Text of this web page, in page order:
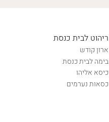
ריהוט לבית כנסת
ארון קודש
בימה לבית כנסת
כיסא אליהו
כסאות נערמים